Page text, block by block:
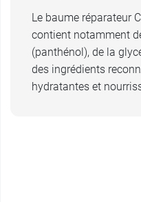
Le baume réparateur
contient notamment
(panthénol), de la
des ingrédients
hydratantes et